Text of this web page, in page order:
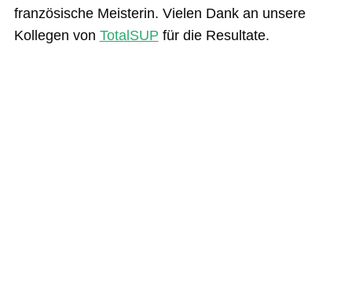
französische Meisterin. Vielen Dank an unsere
Kollegen von TotalSUP für die Resultate.